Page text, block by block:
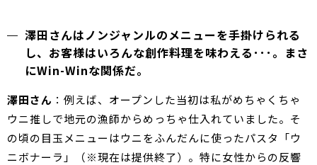
澤田さんはノンジャンルのメニューを手掛けられる
し、お客様はいろんな創作料理を味わえる･･･。まさ
にWin-Winな関係だ。
澤田さん ：例えば、オープンした当初は私がめちゃくちゃ
ウニ推しで地元の漁師からめっちゃ仕入れていました。そ
の頃の目玉メニューはウニをふんだんに使ったパスタ「ウ
ニボナーラ」（※現在は提供終了）。特に女性からの反響